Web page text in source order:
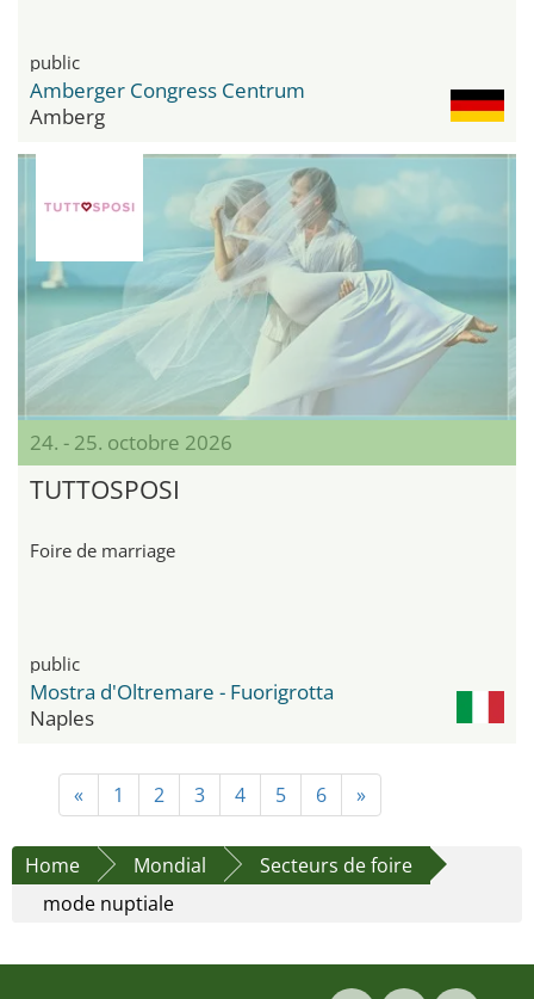
public
Amberger Congress Centrum
Amberg
24. - 25. octobre 2026
TUTTOSPOSI
Foire de marriage
public
Mostra d'Oltremare - Fuorigrotta
Naples
« 1 2 3 4 5 6 »
Home Mondial
Secteurs de foire
mode nuptiale